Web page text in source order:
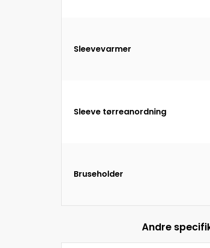
Sleevevarmer
Sleeve tørreanordning
Bruseholder
Andre